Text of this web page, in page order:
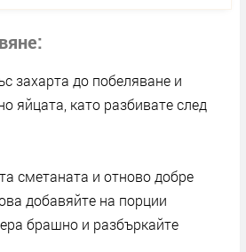
захарта до побеляване и
яйцата, като разбивате след
сметаната и отново добре
добавяйте на порции
брашно и разбъркайте